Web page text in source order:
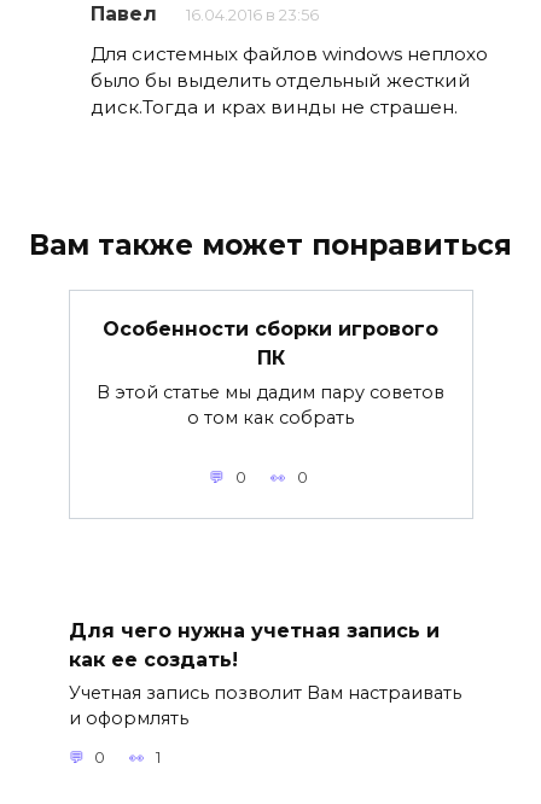
Павел 16.04.2016 в 23:56
Для системных файлов windows неплохо
было бы выделить отдельный жесткий
диск.Тогда и крах винды не страшен.
Вам также может понравиться
Особенности сборки игрового
ПК
В этой статье мы дадим пару советов
о том как собрать
0 0
Для чего нужна учетная запись и
как ее создать!
Учетная запись позволит Вам настраивать
и оформлять
0 1